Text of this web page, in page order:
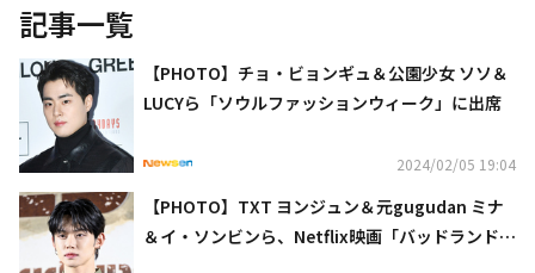
記事一覧
【PHOTO】チョ・ビョンギュ＆公園少女 ソソ＆
LUCYら「ソウルファッションウィーク」に出席
2024/02/05 19:04
【PHOTO】TXT ヨンジュン＆元gugudan ミナ
＆イ・ソンビンら、Netflix映画「バッドランド・